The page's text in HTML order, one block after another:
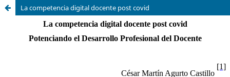
La competencia digital docente post covid